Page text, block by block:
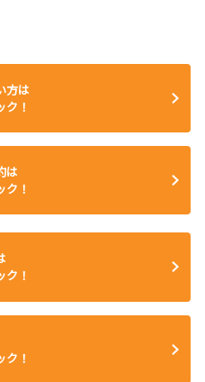
方は
ク！
は
ク！
ク！
ク！